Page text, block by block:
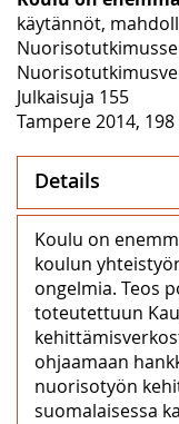
käytännöt,
Julkaisuja 155
Tampere 2014, 198
Details
Koulu on
koulun
ongelmia. Teos
toteutettuun
ohjaamaan
nuorisotyön
suomalaisessa